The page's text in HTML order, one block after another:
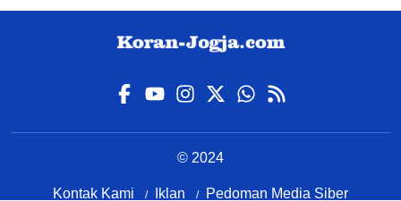
© 2024
Kontak Kami Iklan Pedoman Media Siber